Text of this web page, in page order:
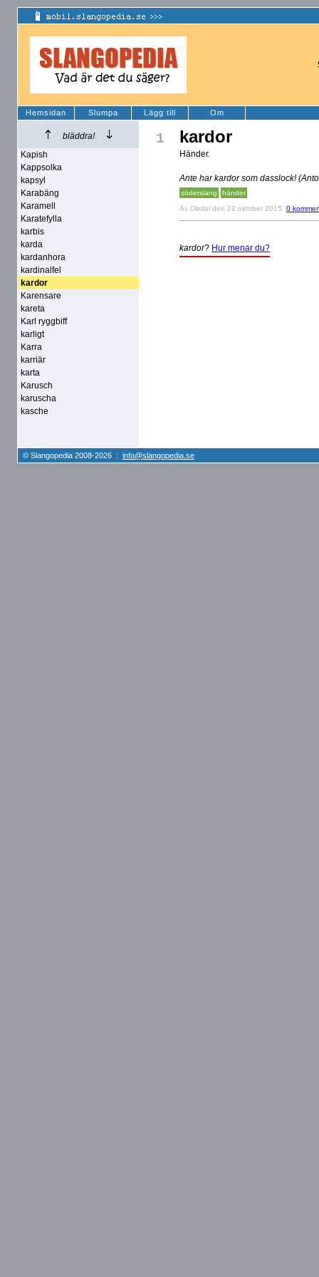
Hemsidan Slumpa Lägg till Om
bläddra!
Kapish
Kappsolka
kapsyl
Karabäng
Karamell
Karatefylla
karbis
karda
kardanhora
kardinalfel
kardor
Karensare
kareta
Karl ryggbiff
karligt
Karra
karriär
karta
Karusch
karuscha
kasche
1 kardor
Händer.
Ante har kardor som dasslock!
söderslang händer
Av Obdal den 22 oktober 2015 0
kardor? Hur menar du?
© Slangopedia 2008-2026 : info@slangopedia.se